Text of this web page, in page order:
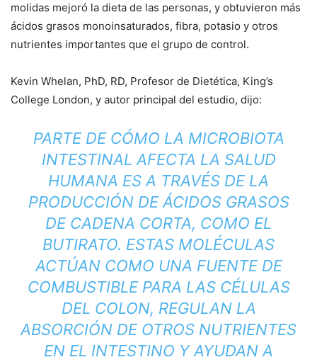
molidas mejoró la dieta de las personas, y obtuvieron más
ácidos grasos monoinsaturados, fibra, potasio y otros
nutrientes importantes que el grupo de control.
Kevin Whelan, PhD, RD, Profesor de Dietética, King’s
College London, y autor principal del estudio, dijo:
PARTE DE CÓMO LA MICROBIOTA
INTESTINAL AFECTA LA SALUD
HUMANA ES A TRAVÉS DE LA
PRODUCCIÓN DE ÁCIDOS GRASOS
DE CADENA CORTA, COMO EL
BUTIRATO. ESTAS MOLÉCULAS
ACTÚAN COMO UNA FUENTE DE
COMBUSTIBLE PARA LAS CÉLULAS
DEL COLON, REGULAN LA
ABSORCIÓN DE OTROS NUTRIENTES
EN EL INTESTINO Y AYUDAN A